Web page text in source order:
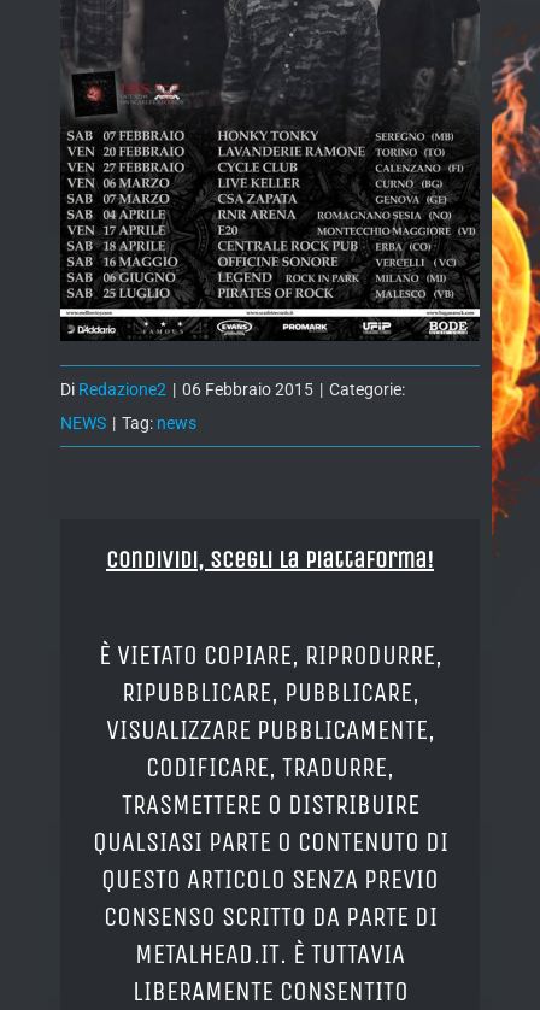
Di Redazione2 | 06 Febbraio 2015 | Categorie:
NEWS | Tag: news
Condividi, Scegli la piattaforma!
È VIETATO COPIARE, RIPRODURRE,
RIPUBBLICARE, PUBBLICARE,
VISUALIZZARE PUBBLICAMENTE,
CODIFICARE, TRADURRE,
TRASMETTERE O DISTRIBUIRE
QUALSIASI PARTE O CONTENUTO DI
QUESTO ARTICOLO SENZA PREVIO
CONSENSO SCRITTO DA PARTE DI
METALHEAD.IT. È TUTTAVIA
LIBERAMENTE CONSENTITO